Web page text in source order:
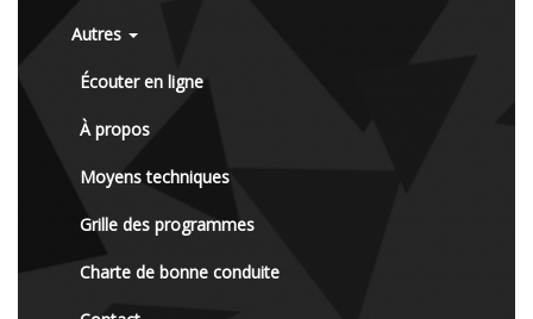
Autres
Écouter en ligne
À propos
Moyens techniques
Grille des programmes
Charte de bonne conduite